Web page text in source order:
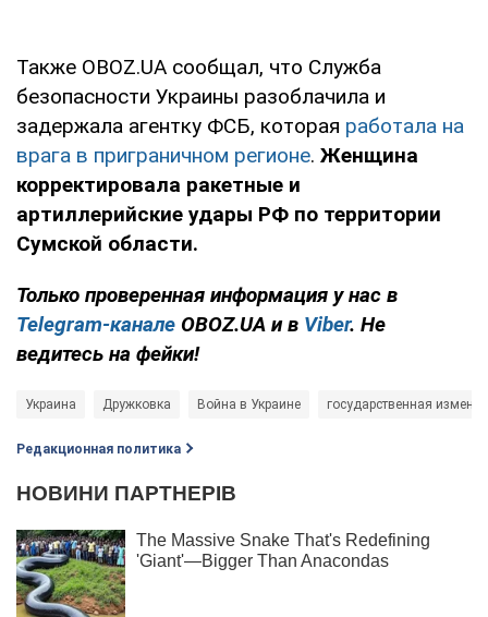
Также OBOZ.UA сообщал, что Служба
безопасности Украины разоблачила и
задержала агентку ФСБ, которая работала на
врага в приграничном регионе. Женщина
корректировала ракетные и
артиллерийские удары РФ по территории
Сумской области.
Только проверенная информация у нас в
Telegram-канале OBOZ.UA и в Viber. Не
ведитесь на фейки!
Украина Дружковка Война в Украине государственная измена
Редакционная политика